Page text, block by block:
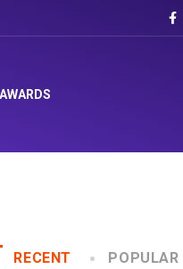
RECENT POPULAR